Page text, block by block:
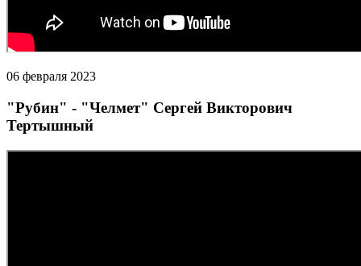
06 февраля 2023
"Рубин" - "Челмет" Сергей Викторович
Тертышный